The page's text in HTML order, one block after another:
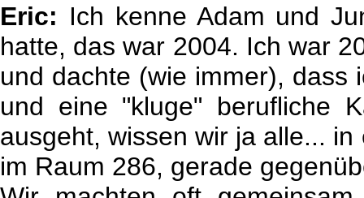
Eric: Ich kenne Adam und
hatte, das war 2004. Ich war
und dachte (wie immer), dass
und eine "kluge" berufliche
ausgeht, wissen wir ja alle...
im Raum 286, gerade